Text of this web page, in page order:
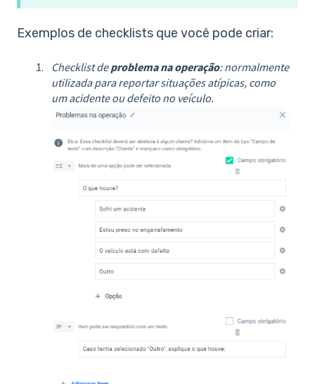
Exemplos de checklists que você pode criar:
Checklist deproblema na operação: normalmente
utilizada para reportar situações atípicas, como
um acidente ou defeito no veículo.